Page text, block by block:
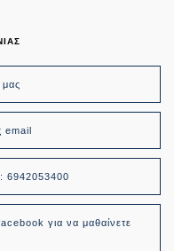
μας
email
6942053400
για να μαθαίνετε